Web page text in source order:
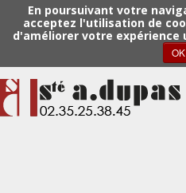
En poursuivant votre
acceptez l'utilisation de
d'améliorer votre expérience
OK